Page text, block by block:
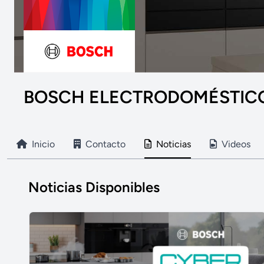
BOSCH
Inicio Contacto Noticias Videos
Noticias Disponibles